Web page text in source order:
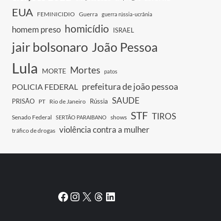
EUA FEMINICIDIO Guerra guerra rússia-ucrânia
homem preso homicídio ISRAEL
jair bolsonaro João Pessoa
Lula MORTE Mortes patos
POLICIA FEDERAL prefeitura de joão pessoa
PRISÃO PT Rio de Janeiro Rússia SAUDE
Senado Federal SERTÃO PARAIBANO shows STF TIROS
tráfico de drogas violência contra a mulher
Facebook
Instagram
X Threads
LinkedIn